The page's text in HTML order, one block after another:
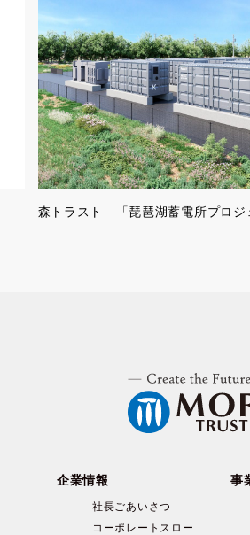
森トラスト 「琵琶湖蓄電所プロジ
企業情報
社長ごあいさつ
コーポレートスロー
事